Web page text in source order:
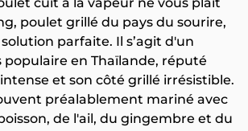
poulet grillé du pays du sourire,
parfaite. Il s’agit d'un
en Thaïlande, réputé
et son côté grillé irrésistible.
préalablement mariné avec
de l'ail, du gingembre et du